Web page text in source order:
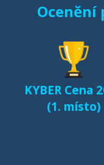
Ocenění
KYBER Cena
(1. místo)